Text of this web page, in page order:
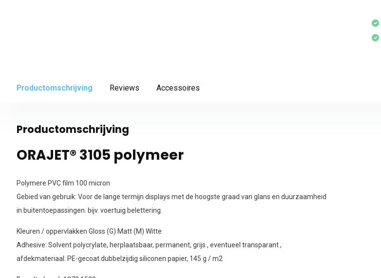
Productomschrijving Reviews Accessoires
Productomschrijving
ORAJET® 3105 polymeer
Polymere PVC film 100 micron
Gebied van gebruik: Voor de lange termijn displays met de hoogste graad van glans en duurzaamheid
in buitentoepassingen. bijv. voertuig belettering.
Kleuren / oppervlakken Gloss (G) Matt (M) Witte
Adhesive: Solvent polycrylate, herplaatsbaar, permanent, grijs , eventueel transparant ,
afdekmateriaal: PE-gecoat dubbelzijdig siliconen papier, 145 g / m2